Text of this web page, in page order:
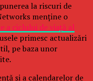
la riscuri de
menține o
a ciclului de viață al
primesc actualizări
pe baza unor
și a calendarelor de